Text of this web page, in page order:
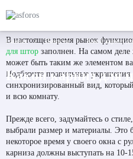
Главная Новости Какой карниз
Какой карниз для
В настоящее время рынок
для штор заполнен. На самом
может быть таким же элементом
Подберите правильные
синхронизированный вид,
и всю комнату.
Прежде всего, задумайтесь о
выбрали размер и материалы. Это
некоторое время у своего окна с
карниза должны выступать на 10-